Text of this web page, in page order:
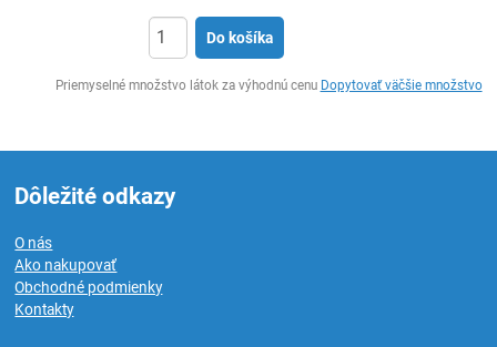
Do košíka
Priemyselné množstvo látok za výhodnú cenu Dopytovať väčšie množstvo
Dôležité odkazy
O nás
Ako nakupovať
Obchodné podmienky
Kontakty